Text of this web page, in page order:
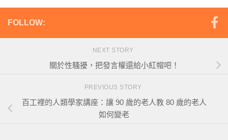
FOLLOW:
NEXT STORY
關於性騷擾，把發言權還給小紅帽吧！
PREVIOUS STORY
百工裡的人類學家講座：讓 90 歲的老人教 80 歲的老人
如何變老